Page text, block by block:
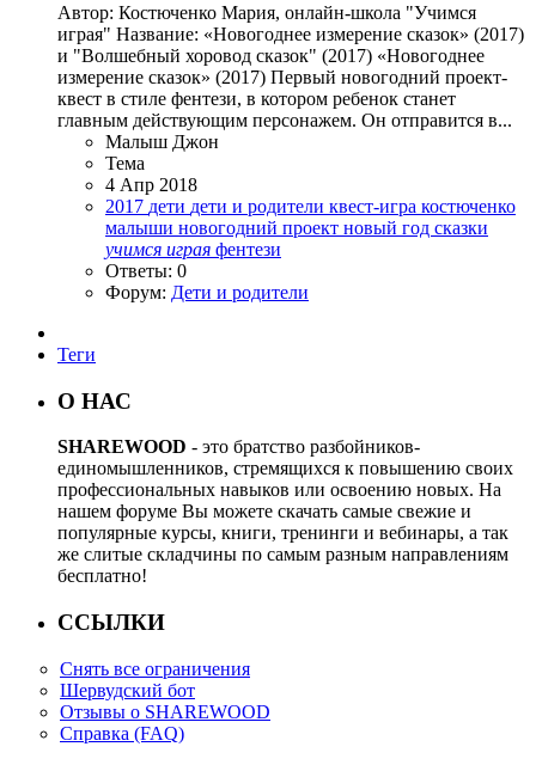
Автор: Костюченко Мария, онлайн-школа "Учимся
играя" Название: «Новогоднее измерение сказок» (2017)
и "Волшебный хоровод сказок" (2017) «Новогоднее
измерение сказок» (2017) Первый новогодний проект-
квест в стиле фентези, в котором ребенок станет
главным действующим персонажем. Он отправится в...
Малыш Джон
Тема
4 Апр 2018
2017 дети дети и родители квест-игра костюченко
малыши новогодний проект новый год сказки
учимся играя фентези
Ответы: 0
Форум: Дети и родители
Теги
О НАС
SHAREWOOD - это братство разбойников-
единомышленников, стремящихся к повышению своих
профессиональных навыков или освоению новых. На
нашем форуме Вы можете скачать самые свежие и
популярные курсы, книги, тренинги и вебинары, а так
же слитые складчины по самым разным направлениям
бесплатно!
ССЫЛКИ
Снять все ограничения
Шервудский бот
Отзывы о SHAREWOOD
Справка (FAQ)